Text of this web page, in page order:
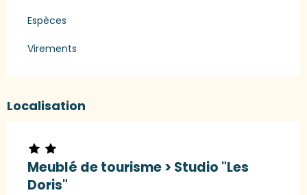
Espèces
Virements
Localisation
Meublé de tourisme > Studio "Les
Doris"